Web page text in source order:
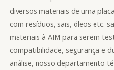
diversos materiais de uma
com resíduos, sais, óleos etc.
materiais à AIM para serem
compatibilidade, segurança e
análise, nosso departamento